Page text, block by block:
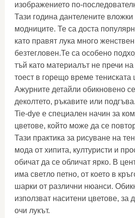
изображението по-
Тази година дантелените
модниците. Те са доста
като правят лука много
безтегловен.Те са особено
тъй като материалът не пречи
тоест в горещо време
Ажурните детайли обикновено
деколтето, ръкавите или подгъва.
Tie-dye е специален начин за
цветове, който може да се
Тази практика за рисуване на
мода от хипита, културисти и
обичат да се обличат ярко. В
има светло петно, от което в
шарки от различни нюанси.
използват наситени цветове, за
очи лукът.